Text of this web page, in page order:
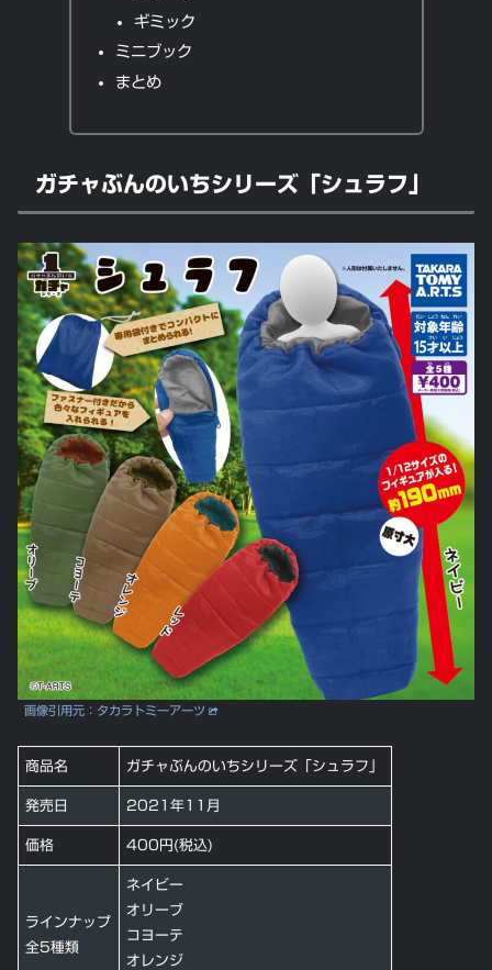
ギミック
ミニブック
まとめ
ガチャぶんのいちシリーズ「シュラフ」
画像引用元：タカラトミーアーツ
商品名 ガチャぶんのいちシリーズ「シュラフ」
発売日 2021年11月
価格 400円(税込)
ラインナップ
全5種類
ネイビー
オリーブ
コヨーテ
オレンジ